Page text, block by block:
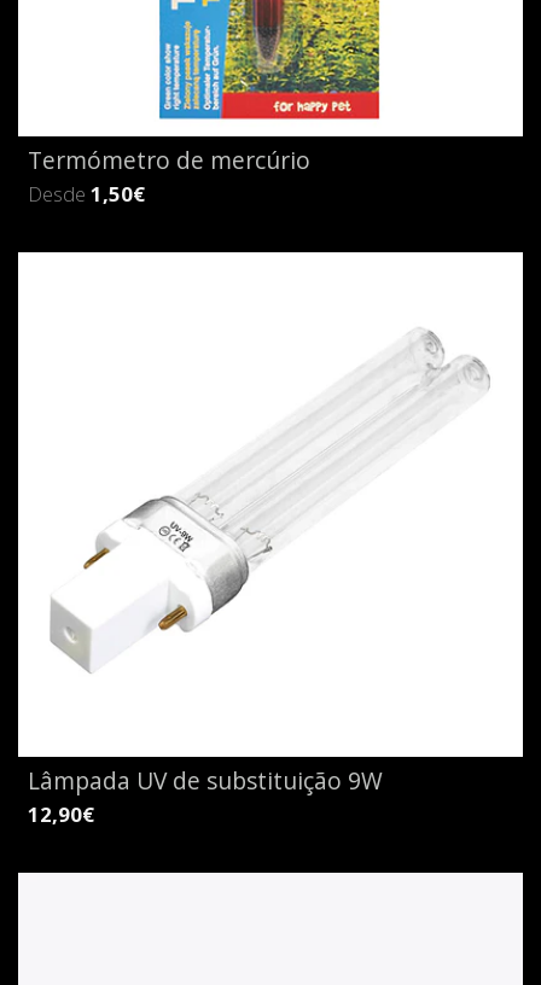
Termómetro de mercúrio
Desde 1,50€
Lâmpada UV de substituição 9W
12,90€